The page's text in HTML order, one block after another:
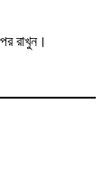
রাখুন।